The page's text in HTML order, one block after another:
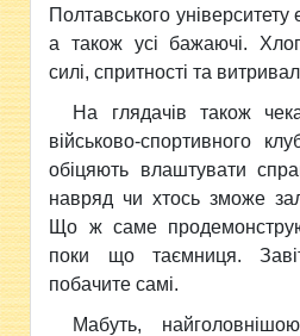
Полтавського університету
а також усі бажаючі.
силі, спритності та
На глядачів також
військово-спортивного
обіцяють влаштувати
навряд чи хтось зможе
Що ж саме
поки що таємниця.
побачите самі.
Мабуть,